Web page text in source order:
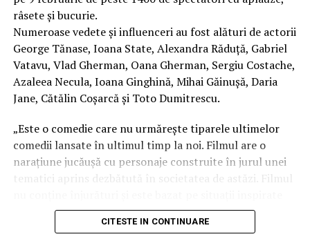
râsete și bucurie.
Numeroase vedete și influenceri au fost alături de actorii
George Tănase, Ioana State, Alexandra Răduță, Gabriel
Vatavu, Vlad Gherman, Oana Gherman, Sergiu Costache,
Azaleea Necula, Ioana Ginghină, Mihai Găinușă, Daria
Jane, Cătălin Coșarcă și Toto Dumitrescu.
„Este o comedie care nu urmărește tiparele ultimelor
comedii lansate în ultimul timp la noi. Filmul are o
narațiune jucăușă cu personaje construite în jurul unei
tematici aprins dezbătută în societatea de astăzi. Filmul
din viața reală.”, spune regizorul Paul Decu.
CITESTE IN CONTINUARE